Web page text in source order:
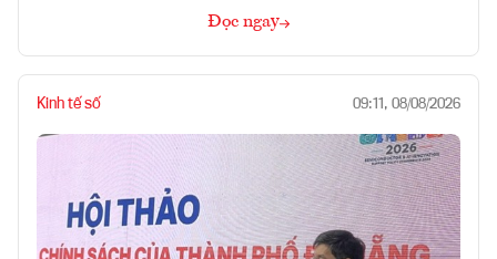
Đọc ngay
Kinh tế số 09:11, 08/08/2026